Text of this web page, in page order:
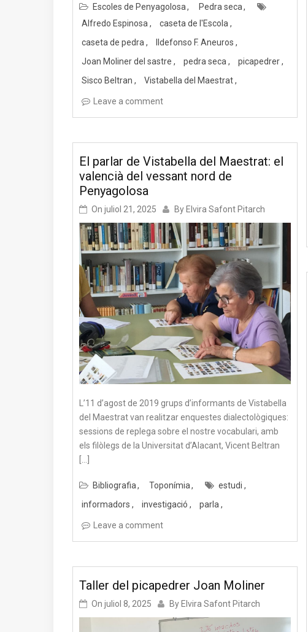
Escoles de Penyagolosa
Pedra seca
Alfredo Espinosa
caseta de l'Escola
caseta de pedra
Ildefonso F. Aneuros
Joan Moliner del sastre
pedra seca
picapedrer
Sisco Beltran
Vistabella del Maestrat
Leave a comment
El parlar de Vistabella del Maestrat: el
valencià del vessant nord de
Penyagolosa
On juliol 21, 2025 By Elvira Safont Pitarch
L’11 d’agost de 2019 grups d’informants de Vistabella
del Maestrat van realitzar enquestes dialectològiques:
sessions de replega sobre el nostre vocabulari, amb
els filòlegs de la Universitat d’Alacant, Vicent Beltran
Bibliografia Toponímia
estudi
informadors
investigació parla
Leave a comment
Taller del picapedrer Joan Moliner
On juliol 8, 2025 By Elvira Safont Pitarch